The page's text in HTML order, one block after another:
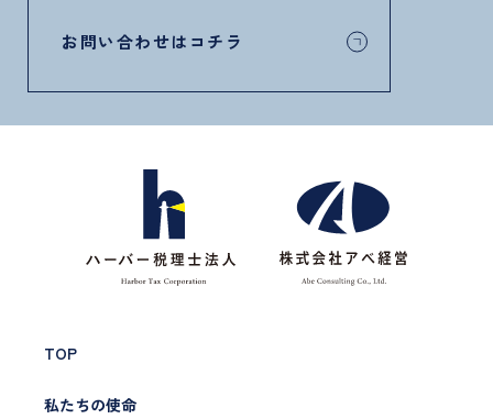
お問い合わせはコチラ
TOP
私たちの使命